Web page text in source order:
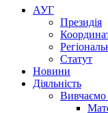
АУГ
Президія
Статут
Новини
Діяльність
Вивчаємо